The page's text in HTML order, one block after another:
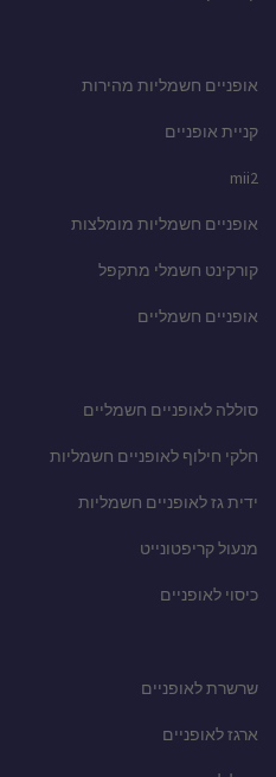
אופניים חשמליות מהירות
קניית אופניים
mii2
אופניים חשמליות מומלצות
קורקינט חשמלי מתקפל
אופניים חשמליים
סוללה לאופניים חשמליים
חלקי חילוף לאופניים חשמליות
ידית גז לאופניים חשמליות
מנעול קריפטונייט
כיסוי לאופניים
שרשרת לאופניים
ארגז לאופניים